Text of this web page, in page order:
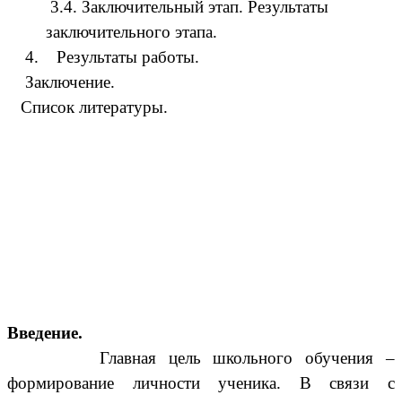
3.4. Заключительный этап. Результаты
заключительного этапа.
4. Результаты работы.
Заключение.
Список литературы.
Введение.
Главная цель школьного обучения –
формирование личности ученика. В связи с